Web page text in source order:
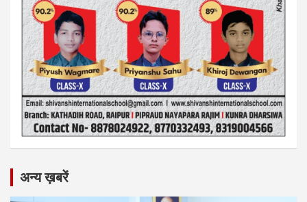
अन्य ख़बरें